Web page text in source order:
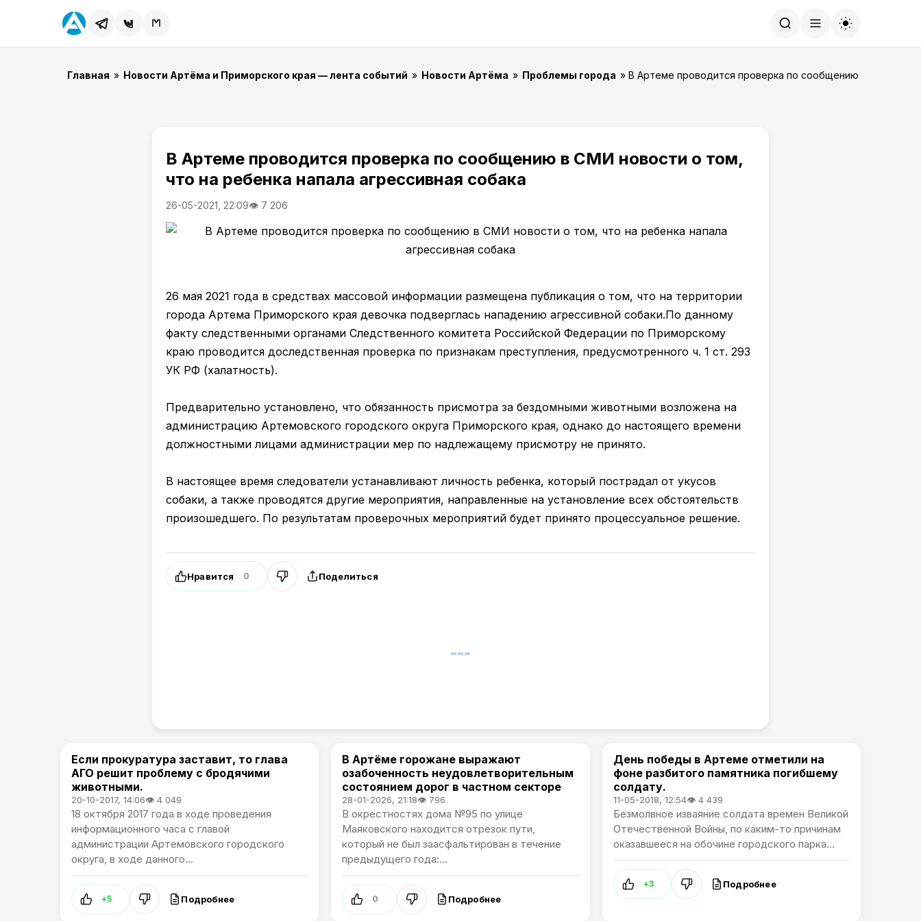
Главная » Новости Артёма и Приморского края — лента событий » Новости Артёма » Проблемы города » В Артеме проводится проверка по сообщению в СМИ
В Артеме проводится проверка по сообщению в СМИ новости о том,
что на ребенка напала агрессивная собака
26-05-2021, 22:09👁 7 206
26 мая 2021 года в средствах массовой информации размещена публикация о том, что на территории
города Артема Приморского края девочка подверглась нападению агрессивной собаки.По данному
факту следственными органами Следственного комитета Российской Федерации по Приморскому
краю проводится доследственная проверка по признакам преступления, предусмотренного ч. 1 ст. 293
УК РФ (халатность).
Предварительно установлено, что обязанность присмотра за бездомными животными возложена на
администрацию Артемовского городского округа Приморского края, однако до настоящего времени
должностными лицами администрации мер по надлежащему присмотру не принято.
В настоящее время следователи устанавливают личность ребенка, который пострадал от укусов
собаки, а также проводятся другие мероприятия, направленные на установление всех обстоятельств
произошедшего. По результатам проверочных мероприятий будет принято процессуальное решение.
Нравится 0 Поделиться
Проблемы города / Артемпортал
Если прокуратура заставит, то глава
АГО решит проблему с бродячими
животными.
20-10-2017, 14:06👁 4 049
18 октября 2017 года в ходе проведения
информационного часа с главой
администрации Артемовского городского
округа, в ходе данного...
+5 Подробнее
Общество / Проблемы города
В Артёме горожане выражают
озабоченность неудовлетворительным
состоянием дорог в частном секторе
28-01-2026, 21:18👁 796
В окрестностях дома №95 по улице
Маяковского находится отрезок пути,
который не был заасфальтирован в течение
предыдущего года:...
0 Подробнее
Проблемы города
День победы в Артеме отметили на
фоне разбитого памятника погибшему
солдату.
11-05-2018, 12:54👁 4 439
Безмолвное изваяние солдата времен Великой
Отечественной Войны, по каким-то причинам
оказавшееся на обочине городского парка...
+3 Подробнее